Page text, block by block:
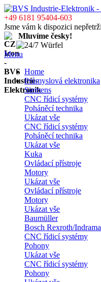
+49 6181 95404-603
Jsme vám k dispozici
Mluvíme česky!
Menu
Home
Průmyslová elektronika
Siemens
CNC řídicí systémy
Poháněcí technika
Ukázat vše
CNC řídicí systémy
Poháněcí technika
Ukázat vše
Kuka
Ovládací přístroje
Motory
Ukázat vše
Ovládací přístroje
Motory
Ukázat vše
Baumüller
Bosch Rexroth/
CNC řídicí systémy
Pohony
Ukázat vše
CNC řídicí systémy
Pohony